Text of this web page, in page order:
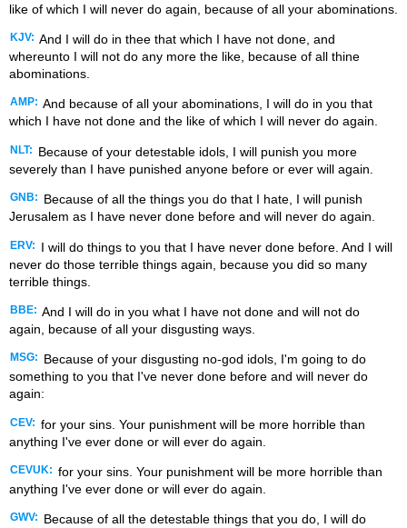
like of which I will never do again, because of all your abominations.
KJV: And I will do in thee that which I have not done, and
whereunto I will not do any more the like, because of all thine
abominations.
AMP: And because of all your abominations, I will do in you that
which I have not done and the like of which I will never do again.
NLT:
Because of your detestable idols, I will punish you more
severely than I have punished anyone before or ever will again.
GNB:
Because of all the things you do that I hate, I will punish
Jerusalem as I have never done before and will never do again.
ERV:
I will do things to you that I have never done before. And I will
never do those terrible things again, because you did so many
terrible things.
BBE: And I will do in you what I have not done and will not do
again, because of all your disgusting ways.
MSG:
Because of your disgusting no-god idols, I'm going to do
something to you that I've never done before and will never do
again:
CEV: for your sins. Your punishment will be more horrible than
anything I've ever done or will ever do again.
CEVUK: for your sins. Your punishment will be more horrible than
anything I've ever done or will ever do again.
GWV:
Because of all the detestable things that you do, I will do